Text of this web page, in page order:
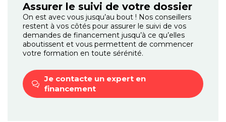
Assurer le suivi de votre dossier
On est avec vous jusqu’au bout ! Nos conseillers
restent à vos côtés pour assurer le suivi de vos
demandes de financement jusqu’à ce qu’elles
aboutissent et vous permettent de commencer
votre formation en toute sérénité.
Je contacte un expert en
financement